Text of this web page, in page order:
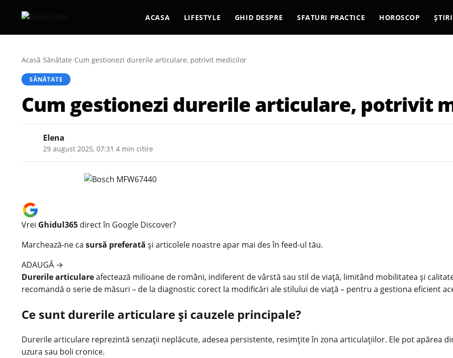
ACASA LIFESTYLE GHID DESPRE SFATURI PRACTICE HOROSCOP ȘTIRI
Acasă/Sănătate/Cum gestionezi durerile articulare, potrivit medicilor
SĂNĂTATE
Cum gestionezi durerile articulare, potrivit
Elena
29 august 2025, 07:31 4 min citire
Vrei Ghidul365 direct în Google Discover?
Marchează-ne ca sursă preferată și articolele noastre apar mai des în feed-ul tău.
ADAUGĂ →
Durerile articulareafectează milioane de români, indiferent de vârstă sau stil de viață, limitând mobilitatea și
recomandă o serie de măsuri – de la diagnostic corect la modificări ale stilului de viață – pentru a gestiona eficient
Ce sunt durerile articulare și cauzele principale?
Durerilearticulare reprezintă senzații neplăcute, adesea persistente, resimțite în zona articulațiilor. Ele pot apărea
uzura sau boli cronice.